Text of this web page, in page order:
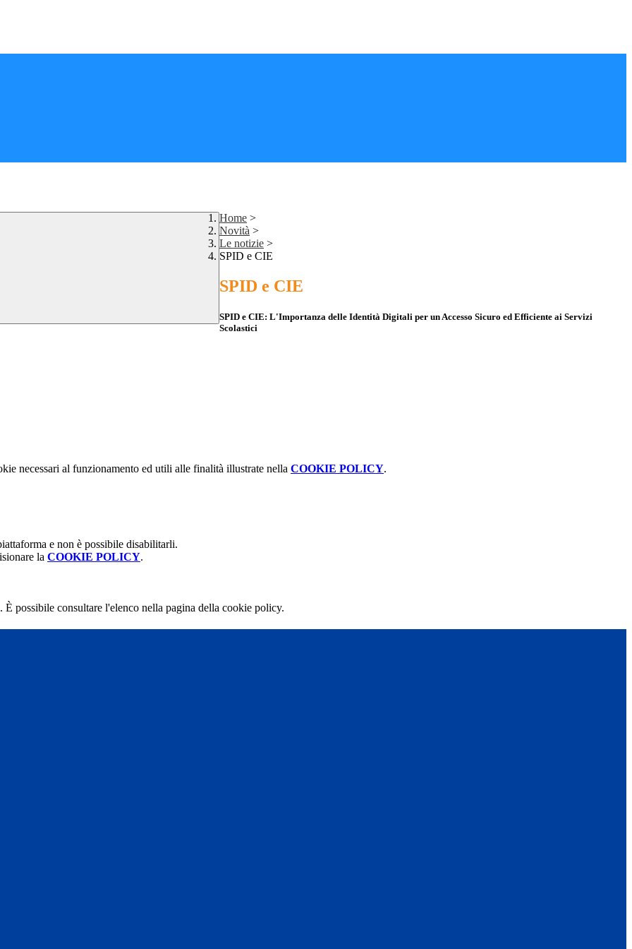
Home >
Novità >
Le notizie >
SPID e CIE
SPID e CIE
SPID e CIE: L'Importanza delle Identità Digitali per un Accesso Sicuro ed Efficiente ai Servizi
Scolastici
necessari al funzionamento ed utili alle finalità illustrate nella COOKIE POLICY.
e non è possibile disabilitarli.
la COOKIE POLICY.
possibile consultare l'elenco nella pagina della cookie policy.